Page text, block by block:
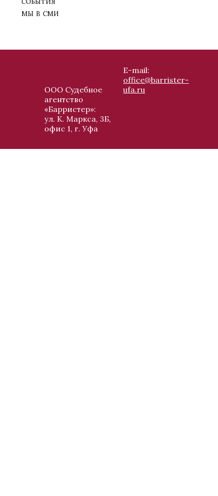
мы в сми
ООО Судебное
агентство
«Барристер»:
ул. К. Маркса, 3Б,
офис 1, г. Уфа
E-mail:
office@barrister-
ufa.ru